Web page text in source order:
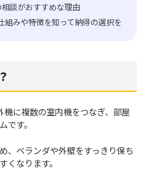
談がおすすめな理由
組みや特徴を知って納得の選択を
に複数の室内機をつなぎ、部屋
です。
、ベランダや外壁をすっきり保ち
くなります。